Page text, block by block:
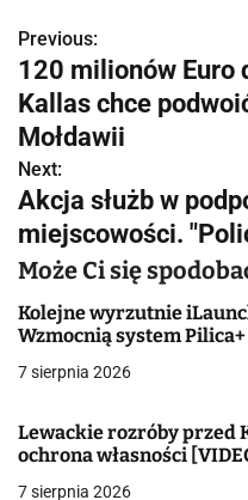
N
a
w
i
g
a
c
j
w
Previous:
120 milionów Euro
Kallas chce
Mołdawii
Next:
Akcja służb w
miejscowości.
Może Ci się
Kolejne wyrzutnie
Wzmocnią system Pilica+
7 sierpnia 2026
Lewackie rozróby przed
ochrona własności
7 sierpnia 2026